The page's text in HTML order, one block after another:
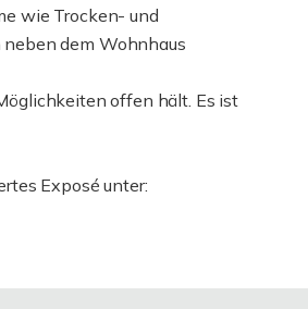
wie Trocken- und
neben dem Wohnhaus
offen hält. Es ist
Exposé unter: